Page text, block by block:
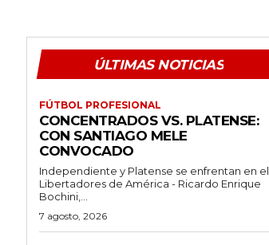
ÚLTIMAS NOTICIAS
FÚTBOL PROFESIONAL
CONCENTRADOS VS. PLATENSE:
CON SANTIAGO MELE
CONVOCADO
Independiente y Platense se enfrentan en el
Libertadores de América - Ricardo Enrique
Bochini,...
7 agosto, 2026